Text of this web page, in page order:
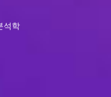
석학